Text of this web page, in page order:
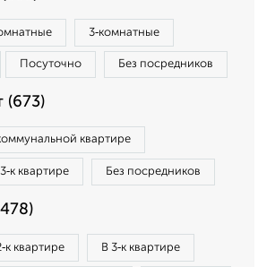
3‑комнатные
Посуточно Без посредников
(673)
квартире
квартире Без посредников
квартире В 3‑к квартире